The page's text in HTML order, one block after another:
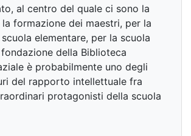
al centro del quale ci sono la
formazione dei maestri, per la
elementare, per la scuola
della Biblioteca
è probabilmente uno degli
del rapporto intellettuale fra
protagonisti della scuola